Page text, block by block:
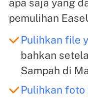
apa saja yang
pemulihan
Pulihkan file
bahkan
Sampah di
Pulihkan foto